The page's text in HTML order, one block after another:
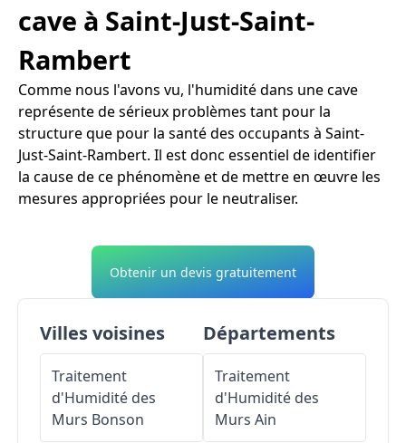
cave à Saint-Just-Saint-
Rambert
Comme nous l'avons vu, l'humidité dans une cave
représente de sérieux problèmes tant pour la
structure que pour la santé des occupants à Saint-
Just-Saint-Rambert. Il est donc essentiel de identifier
la cause de ce phénomène et de mettre en œuvre les
mesures appropriées pour le neutraliser.
Obtenir un devis gratuitement
Villes voisines
Traitement
d'Humidité des
Murs Bonson
Départements
Traitement
d'Humidité des
Murs Ain